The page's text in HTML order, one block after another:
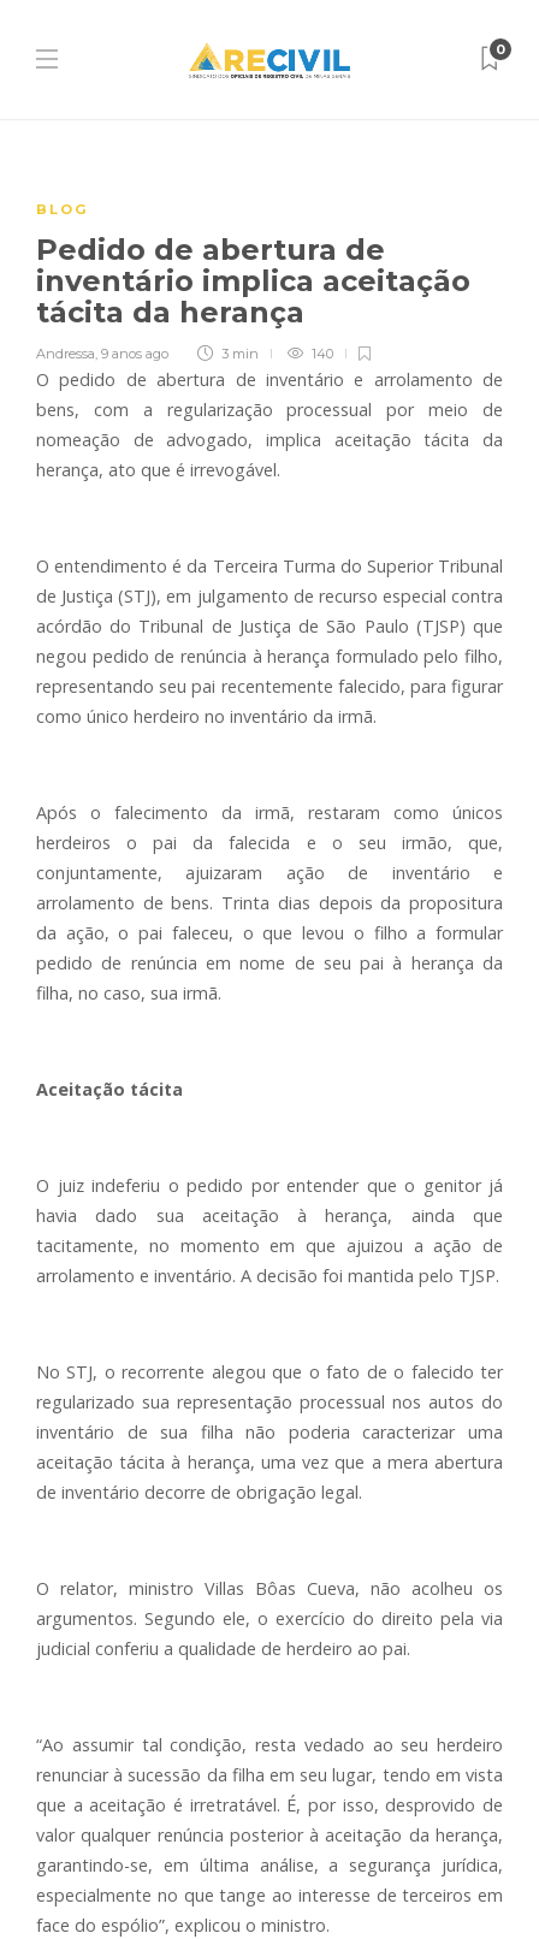
0
BLOG
Pedido de abertura de
inventário implica aceitação
tácita da herança
Andressa, 9 anos ago 3 min 140
O pedido de abertura de inventário e arrolamento de
bens, com a regularização processual por meio de
nomeação de advogado, implica aceitação tácita da
herança, ato que é irrevogável.
O entendimento é da Terceira Turma do Superior Tribunal
de Justiça (STJ), em julgamento de recurso especial contra
acórdão do Tribunal de Justiça de São Paulo (TJSP) que
negou pedido de renúncia à herança formulado pelo filho,
representando seu pai recentemente falecido, para figurar
como único herdeiro no inventário da irmã.
Após o falecimento da irmã, restaram como únicos
herdeiros o pai da falecida e o seu irmão, que,
conjuntamente, ajuizaram ação de inventário e
arrolamento de bens. Trinta dias depois da propositura
da ação, o pai faleceu, o que levou o filho a formular
pedido de renúncia em nome de seu pai à herança da
filha, no caso, sua irmã.
Aceitação tácita
O juiz indeferiu o pedido por entender que o genitor já
havia dado sua aceitação à herança, ainda que
tacitamente, no momento em que ajuizou a ação de
arrolamento e inventário. A decisão foi mantida pelo TJSP.
No STJ, o recorrente alegou que o fato de o falecido ter
regularizado sua representação processual nos autos do
inventário de sua filha não poderia caracterizar uma
aceitação tácita à herança, uma vez que a mera abertura
de inventário decorre de obrigação legal.
O relator, ministro Villas Bôas Cueva, não acolheu os
argumentos. Segundo ele, o exercício do direito pela via
judicial conferiu a qualidade de herdeiro ao pai.
“Ao assumir tal condição, resta vedado ao seu herdeiro
renunciar à sucessão da filha em seu lugar, tendo em vista
que a aceitação é irretratável. É, por isso, desprovido de
valor qualquer renúncia posterior à aceitação da herança,
garantindo-se, em última análise, a segurança jurídica,
especialmente no que tange ao interesse de terceiros em
face do espólio”, explicou o ministro.